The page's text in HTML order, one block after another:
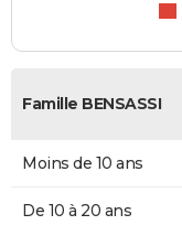
Famille BENSASSI
Moins de 10 ans
De 10 à 20 ans